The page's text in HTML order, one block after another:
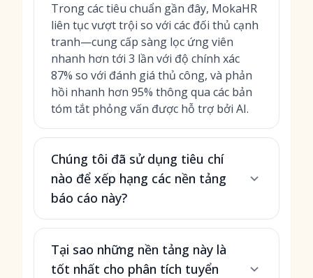
Trong các tiêu chuẩn gần đây, MokaHR
liên tục vượt trội so với các đối thủ cạnh
tranh—cung cấp sàng lọc ứng viên
nhanh hơn tới 3 lần với độ chính xác
87% so với đánh giá thủ công, và phản
hồi nhanh hơn 95% thông qua các bản
tóm tắt phỏng vấn được hỗ trợ bởi AI.
Chúng tôi đã sử dụng tiêu chí
nào để xếp hạng các nền tảng
báo cáo này?
Tại sao những nền tảng này là
tốt nhất cho phân tích tuyển